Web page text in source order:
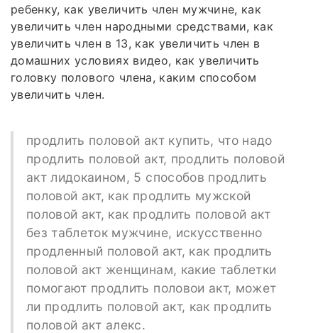
ребенку, как увеличить член мужчине, как
увеличить член народными средствами, как
увеличить член в 13, как увеличить член в
домашних условиях видео, как увеличить
головку полового члена, каким способом
увеличить член.
продлить половой акт купить, что надо
продлить половой акт, продлить половой
акт лидокаином, 5 способов продлить
половой акт, как продлить мужской
половой акт, как продлить половой акт
без таблеток мужчине, искусственно
продленный половой акт, как продлить
половой акт женщинам, какие таблетки
помогают продлить половои акт, может
ли продлить половой акт, как продлить
половой акт алекс.